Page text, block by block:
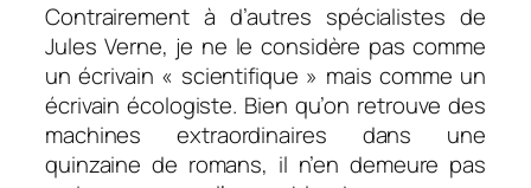
Contrairement à d’autres spécialistes de
Jules Verne, je ne le considère pas comme
un écrivain « scientifique » mais comme un
écrivain écologiste. Bien qu’on retrouve des
machines extraordinaires dans une
quinzaine de romans, il n’en demeure pas